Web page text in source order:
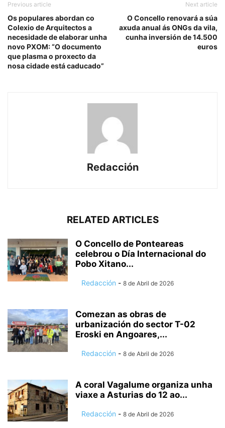
Previous article
Os populares abordan co
Colexio de Arquitectos a
necesidade de elaborar unha
novo PXOM: “O documento
que plasma o proxecto da
nosa cidade está caducado”
Next article
O Concello renovará a súa
axuda anual ás ONGs da vila,
cunha inversión de 14.500
euros
Redacción
RELATED ARTICLES
O Concello de Ponteareas
celebrou o Día Internacional do
Pobo Xitano...
Redacción - 8 de Abril de 2026
Comezan as obras de
urbanización do sector T-02
Eroski en Angoares,...
Redacción - 8 de Abril de 2026
A coral Vagalume organiza unha
viaxe a Asturias do 12 ao...
Redacción - 8 de Abril de 2026